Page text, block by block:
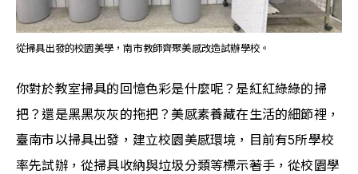
從掃具出發的校園美學，南市教師齊聚美感改造試辦學校。
你對於教室掃具的回憶色彩是什麼呢？是紅紅綠綠的掃
把？還是黑黑灰灰的拖把？美感素養藏在生活的細節裡，
臺南市以掃具出發，建立校園美感環境，目前有5所學校
率先試辦，從掃具收納與垃圾分類等標示著手，從校園學